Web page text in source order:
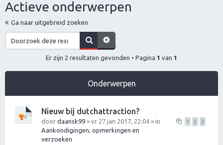
Actieve onderwerpen
Ga naar uitgebreid zoeken
Er zijn 2 resultaten gevonden • Pagina 1 van 1
Onderwerpen
Nieuw bij dutchattraction?
1 2 3
door daansk99 » vr 27 jan 2017, 22:04 » in
Aankondigingen, opmerkingen en
verzoeken